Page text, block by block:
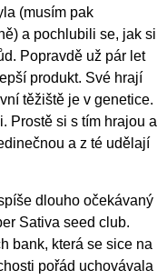
(musím pak
a pochlubili se, jak si
Popravdě už pár let
produkt. Své hrají
těžiště je v genetice.
Prostě si s tím hrajou a
a z té udělají
dlouho očekávaný
Sativa seed club.
bank, která se sice na
pořád uchovávala